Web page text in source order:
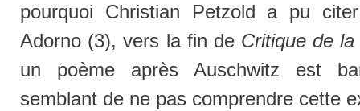
pourquoi Christian Petzold a pu
Adorno (3), vers la fin de Critique de
un poème après Auschwitz est
semblant de ne pas comprendre cette